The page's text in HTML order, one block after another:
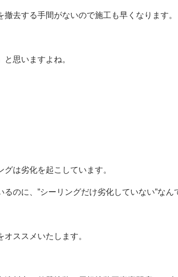
去する手間がないので施工も早くなります。
思いますよね。
は劣化を起こしています。
のに、”シーリングだけ劣化していない”なん
ススメいたします。